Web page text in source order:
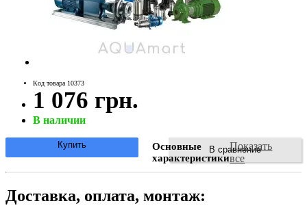
Код товара 10373
1 076 грн.
В наличии
В сравнение
Купить
Основные
характеристики
Показать
все
Доставка, оплата, монтаж: